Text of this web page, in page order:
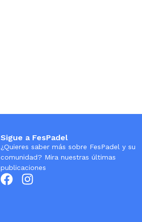
Sigue a FesPadel
¿Quieres saber más sobre FesPadel y su
comunidad? Mira nuestras últimas
publicaciones